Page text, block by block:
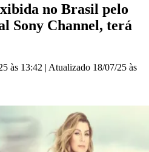
no Brasil pelo
Sony Channel, terá
às 13:42 | Atualizado 18/07/25 às